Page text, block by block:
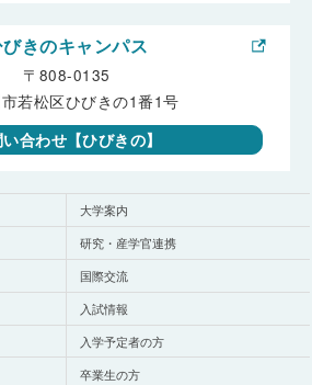
大学案内
研究・産学官連携
国際交流
入試情報
入学予定者の方
卒業生の方
きのキャンパス
〒808-0135
若松区ひびきの1番1号
合わせ【ひびきの】